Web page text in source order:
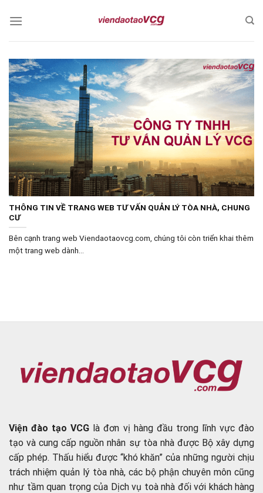
THÔNG TIN VỀ TRANG WEB TƯ VẤN QUẢN LÝ TÒA NHÀ, CHUNG
CƯ
Bên cạnh trang web Viendaotaovcg.com, chúng tôi còn triển khai thêm
một trang web dành...
Viện đào tạo VCG là đơn vị hàng đầu trong lĩnh vực đào
tạo và cung cấp nguồn nhân sự tòa nhà được Bộ xây dựng
cấp phép. Thấu hiểu được “khó khăn” của những người chịu
trách nhiệm quản lý tòa nhà, các bộ phận chuyên môn cũng
như tầm quan trọng của Dịch vụ toà nhà đối với khách hàng